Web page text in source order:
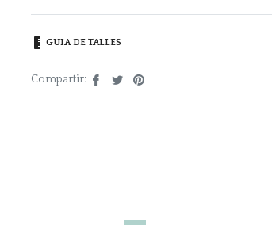
GUIA DE TALLES
Compartir:
Compartir
TuitearPinear